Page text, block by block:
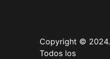
Copyright © 2024.
Todos los